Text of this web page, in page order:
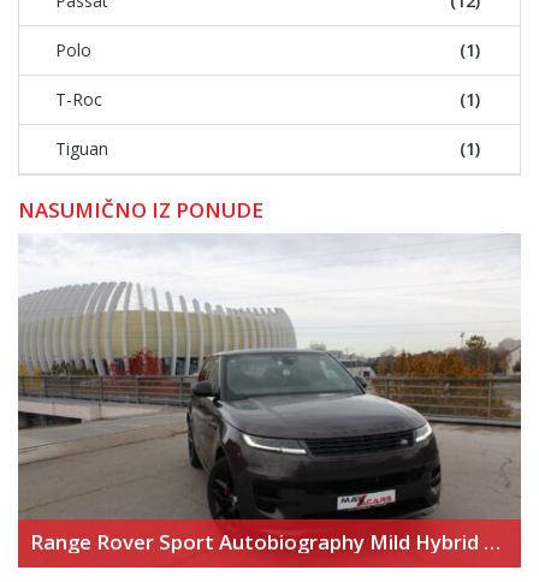
Polo (1)
T-Roc (1)
Tiguan (1)
NASUMIČNO IZ PONUDE
Range Rover Sport Autobiography Mild Hybrid – Novi model